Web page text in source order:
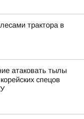
трактора в
атаковать тылы
спецов